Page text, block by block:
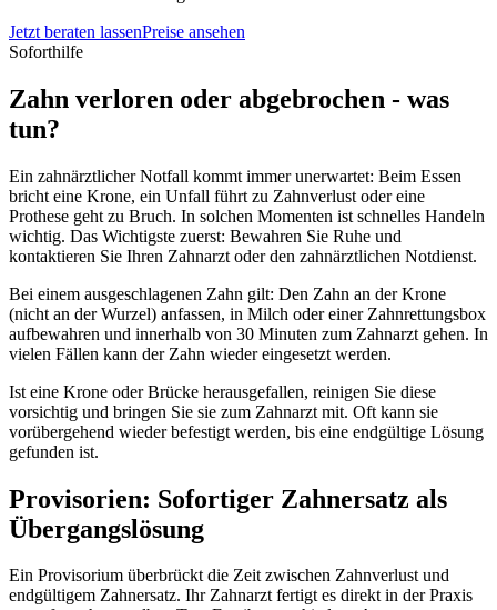
Jetzt beraten lassenPreise ansehen
Soforthilfe
Zahn verloren oder abgebrochen - was
tun?
Ein zahnärztlicher Notfall kommt immer unerwartet: Beim Essen
bricht eine Krone, ein Unfall führt zu Zahnverlust oder eine
Prothese geht zu Bruch. In solchen Momenten ist schnelles Handeln
wichtig. Das Wichtigste zuerst: Bewahren Sie Ruhe und
kontaktieren Sie Ihren Zahnarzt oder den zahnärztlichen Notdienst.
Bei einem ausgeschlagenen Zahn gilt: Den Zahn an der Krone
(nicht an der Wurzel) anfassen, in Milch oder einer Zahnrettungsbox
aufbewahren und innerhalb von 30 Minuten zum Zahnarzt gehen. In
vielen Fällen kann der Zahn wieder eingesetzt werden.
Ist eine Krone oder Brücke herausgefallen, reinigen Sie diese
vorsichtig und bringen Sie sie zum Zahnarzt mit. Oft kann sie
vorübergehend wieder befestigt werden, bis eine endgültige Lösung
gefunden ist.
Provisorien: Sofortiger Zahnersatz als
Übergangslösung
Ein Provisorium überbrückt die Zeit zwischen Zahnverlust und
endgültigem Zahnersatz. Ihr Zahnarzt fertigt es direkt in der Praxis